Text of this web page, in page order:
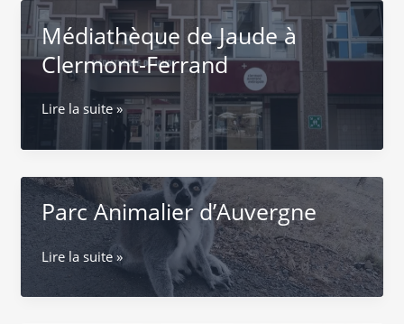
:
Joyau
naturel
en
Auvergne
Médiathèque de Jaude à
Clermont-Ferrand
Médiathèque
Jaude
Clermont-
Ferrand
Lire la suite »
Parc Animalier d’Auvergne
Parc
d’Auvergne
Lire la suite »